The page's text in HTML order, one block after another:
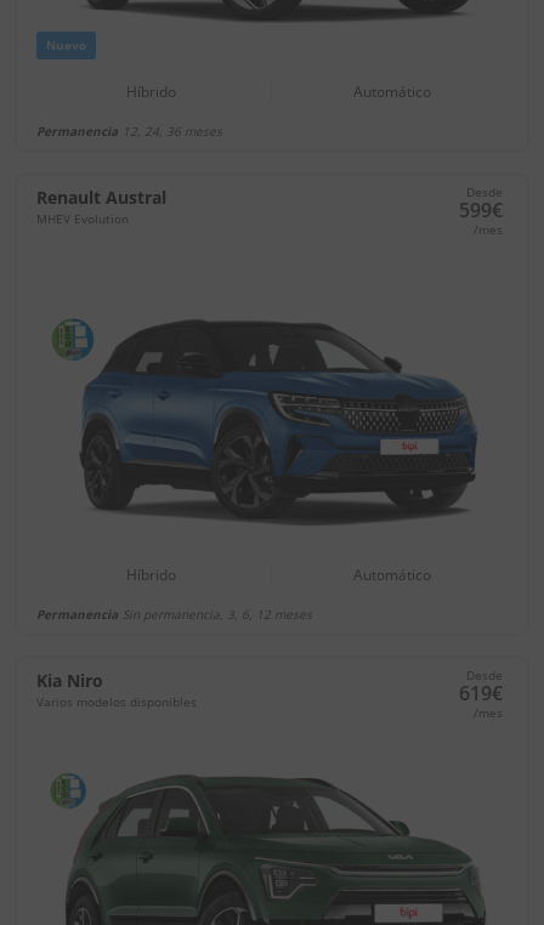
Nuevo
Híbrido Automático
Permanencia 12, 24, 36 meses
Renault Austral
MHEV Evolution
Desde
599€
/mes
Híbrido Automático
Permanencia Sin permanencia, 3, 6, 12 meses
Kia Niro
Varios modelos disponibles
Desde
619€
/mes